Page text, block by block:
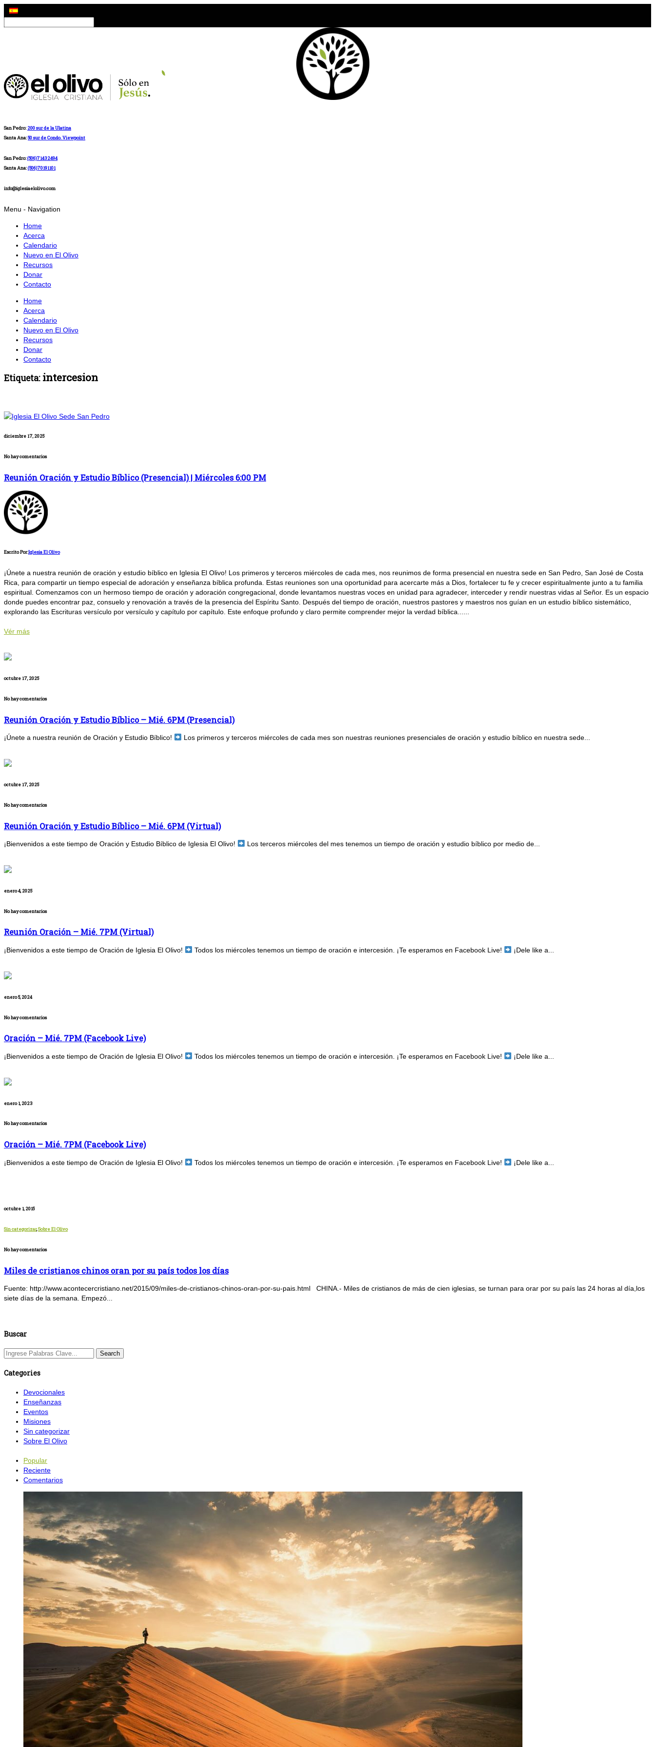
San Pedro: 200 sur de la Ulatina
Santa Ana:50 sur de Condo. Viewpoint
San Pedro:(506)71432494
Santa Ana:(506)70191101
info@iglesiaelolivo.com
Menu - Navigation
Home
Acerca
Calendario
Nuevo en El Olivo
Recursos
Donar
Contacto
Home
Acerca
Calendario
Nuevo en El Olivo
Recursos
Donar
Contacto
Etiqueta:intercesion
diciembre 17, 2025
No hay comentarios
Reunión Oración y Estudio Bíblico (Presencial) | Miércoles 6:00 PM
Escrito Por:Iglesia El Olivo
¡Únete a nuestra reunión de oración y estudio bíblico en Iglesia El Olivo! Los primeros y terceros miércoles de cada mes, nos reunimos de forma presencial en nuestra sede en San Pedro, San José de Costa
Rica, para compartir un tiempo especial de adoración y enseñanza bíblica profunda. Estas reuniones son una oportunidad para acercarte más a Dios, fortalecer tu fe y crecer espiritualmente junto a tu familia
espiritual. Comenzamos con un hermoso tiempo de oración y adoración congregacional, donde levantamos nuestras voces en unidad para agradecer, interceder y rendir nuestras vidas al Señor. Es un espacio
donde puedes encontrar paz, consuelo y renovación a través de la presencia del Espíritu Santo. Después del tiempo de oración, nuestros pastores y maestros nos guían en un estudio bíblico sistemático,
explorando las Escrituras versículo por versículo y capítulo por capítulo. Este enfoque profundo y claro permite comprender mejor la verdad bíblica......
Vér más
octubre 17, 2025
No hay comentarios
Reunión Oración y Estudio Bíblico – Mié. 6PM (Presencial)
¡Únete a nuestra reunión de Oración y Estudio Bíblico! Los primeros y terceros miércoles de cada mes son nuestras reuniones presenciales de oración y estudio bíblico en nuestra sede...
octubre 17, 2025
No hay comentarios
Reunión Oración y Estudio Bíblico – Mié. 6PM (Virtual)
¡Bienvenidos a este tiempo de Oración y Estudio Bíblico de Iglesia El Olivo! Los terceros miércoles del mes tenemos un tiempo de oración y estudio bíblico por medio de...
enero 4, 2025
No hay comentarios
Reunión Oración – Mié. 7PM (Virtual)
¡Bienvenidos a este tiempo de Oración de Iglesia El Olivo! Todos los miércoles tenemos un tiempo de oración e intercesión. ¡Te esperamos en Facebook Live! ¡Dele like a...
enero 5, 2024
No hay comentarios
Oración – Mié. 7PM (Facebook Live)
¡Bienvenidos a este tiempo de Oración de Iglesia El Olivo! Todos los miércoles tenemos un tiempo de oración e intercesión. ¡Te esperamos en Facebook Live! ¡Dele like a...
enero 1, 2023
No hay comentarios
Oración – Mié. 7PM (Facebook Live)
¡Bienvenidos a este tiempo de Oración de Iglesia El Olivo! Todos los miércoles tenemos un tiempo de oración e intercesión. ¡Te esperamos en Facebook Live! ¡Dele like a...
octubre 1, 2015
Sin categorizar,Sobre El Olivo
No hay comentarios
Miles de cristianos chinos oran por su país todos los días
Fuente: http://www.acontecercristiano.net/2015/09/miles-de-cristianos-chinos-oran-por-su-pais.html CHINA.- Miles de cristianos de más de cien iglesias, se turnan para orar por su país las 24 horas al día,los
siete días de la semana. Empezó...
Buscar
Categories
Devocionales
Enseñanzas
Eventos
Misiones
Sin categorizar
Sobre El Olivo
Popular
Reciente
Comentarios